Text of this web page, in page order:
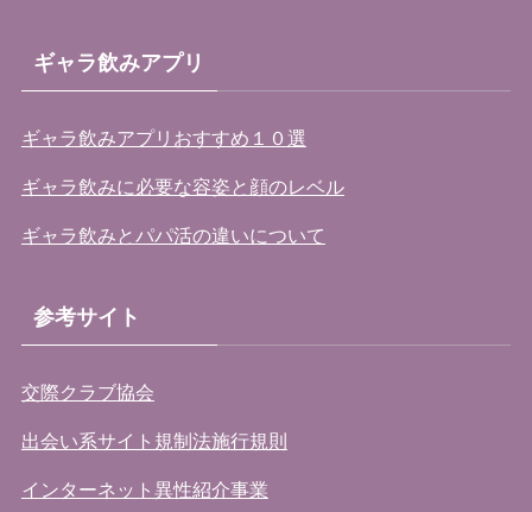
ギャラ飲みアプリ
ギャラ飲みアプリおすすめ１０選
ギャラ飲みに必要な容姿と顔のレベル
ギャラ飲みとパパ活の違いについて
参考サイト
交際クラブ協会
出会い系サイト規制法施行規則
インターネット異性紹介事業